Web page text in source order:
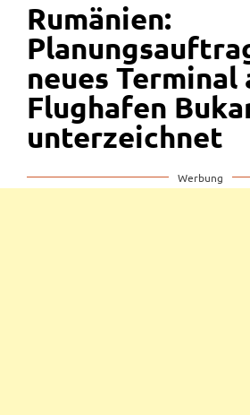
Rumänien:
neues Terminal
Flughafen
unterzeichnet
Werbung